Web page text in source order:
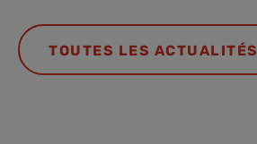
TOUTES LES ACTUALITÉS